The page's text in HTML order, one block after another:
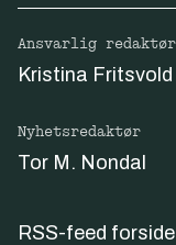
Ansvarlig redaktør
Kristina Fritsvold
Nyhetsredaktør
Tor M. Nondal
RSS-feed forside